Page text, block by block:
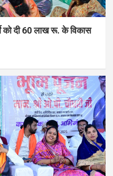
को दी 60 लाख रू. के विकास